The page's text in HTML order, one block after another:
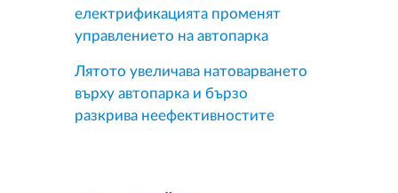
електрификацията променят
управлението на автопарка
Лятото увеличава натоварването
върху автопарка и бързо
разкрива неефективностите